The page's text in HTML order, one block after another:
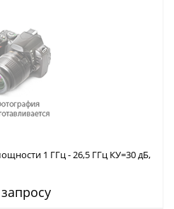
1 ГГц - 26,5 ГГц КУ=30 дБ,